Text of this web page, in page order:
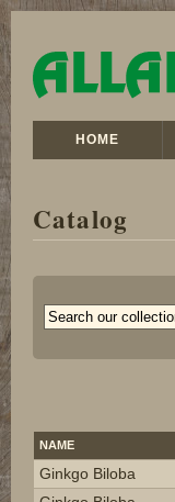
HOME
Catalog
NAME
Ginkgo Biloba